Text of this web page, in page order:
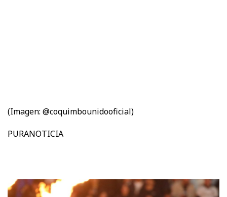
(Imagen: @coquimbounidooficial)
PURANOTICIA